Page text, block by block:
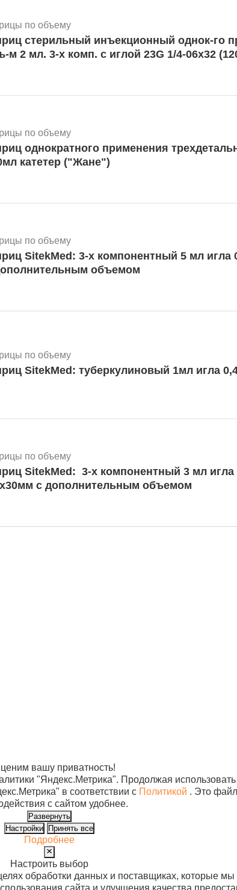
по объему
стерильный инъекционный однок-го
м 2 мл. 3-х комп. с иглой 23G 1/4-06х32
по объему
однократного применения
катетер ("Жане")
по объему
SitekMed: 3-х компонентный 5 мл игла
объемом
по объему
SitekMed: туберкулиновый 1мл игла
по объему
SitekMed: 3-х компонентный 3 мл игла
с дополнительным объемом
вашу приватность!
"Яндекс.Метрика". Продолжая
в соответствии с Политикой . Это
с сайтом удобнее.
Развернуть
Настройки
Принять все
Подробнее
Настроить выбор
обработки данных и поставщиках, которые